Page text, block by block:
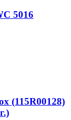
5016
(115R00128)